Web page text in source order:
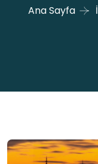
Ana Sayfa